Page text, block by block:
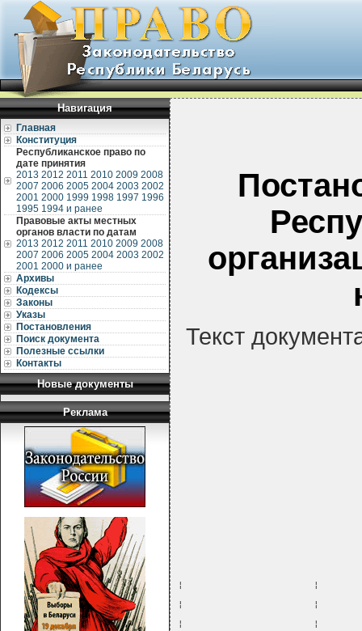
Навигация
Главная
Конституция
Республиканское право по
дате принятия
2013 2012 2011 2010 2009 2008
2007 2006 2005 2004 2003 2002
2001 2000 1999 1998 1997 1996
1995 1994 и ранее
Правовые акты местных
органов власти по датам
2013 2012 2011 2010 2009 2008
2007 2006 2005 2004 2003 2002
2001 2000 и ранее
Архивы
Кодексы
Законы
Указы
Постановления
Поиск документа
Полезные ссылки
Контакты
Новые документы
Реклама
Текст
¦                       ¦
¦                       ¦
¦                       ¦